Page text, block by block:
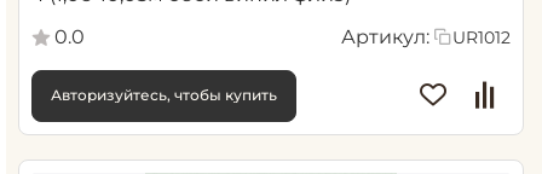
0.0
Артикул: UR1012
Авторизуйтесь, чтобы купить